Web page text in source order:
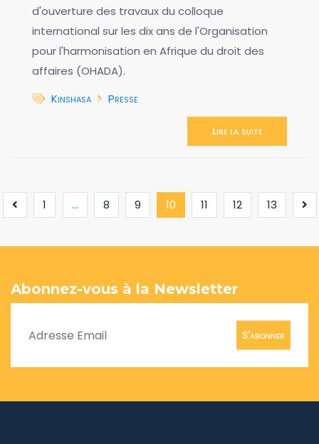
d'ouverture des travaux du colloque
international sur les dix ans de l'Organisation
pour l'harmonisation en Afrique du droit des
affaires (OHADA).
Kinshasa
Presse
Lire la suite
1 ... 8 9 10(current)
11 12 13
Abonnez-vous à la Newsletter
S'abonner